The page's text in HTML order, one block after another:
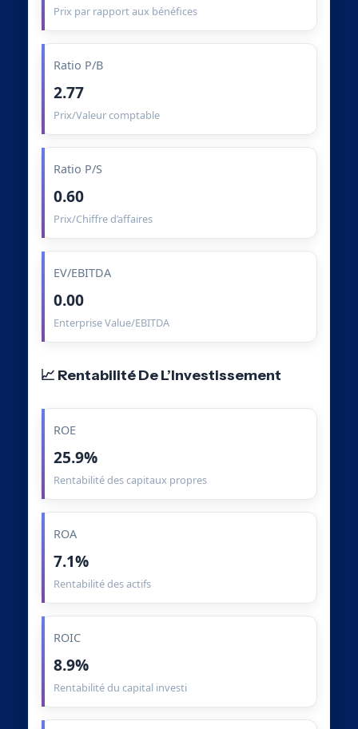
Prix par rapport aux bénéfices
Ratio P/B
2.77
Prix/Valeur comptable
Ratio P/S
0.60
Prix/Chiffre d’affaires
EV/EBITDA
0.00
Enterprise Value/EBITDA
📈 Rentabilité De L’Investissement
ROE
25.9%
Rentabilité des capitaux propres
ROA
7.1%
Rentabilité des actifs
ROIC
8.9%
Rentabilité du capital investi